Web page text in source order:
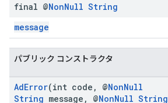
final @NonNull String
message
パブリック コンストラクタ
AdError(int code, @NonNull
String message, @NonNull String